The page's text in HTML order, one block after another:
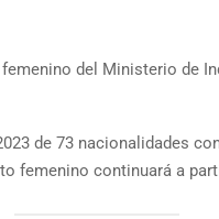
del Ministerio de
de 73 nacionalidades
femenino continuará a